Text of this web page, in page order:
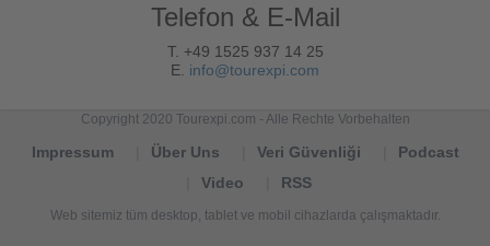
Telefon & E-Mail
T. +49 1525 937 14 25
E. info@tourexpi.com
Copyright 2020 Tourexpi.com - Alle Rechte Vorbehalten
Impressum Über Uns Veri Güvenliği
Podcast
Video
RSS
Web sitemiz tüm desktop, tablet ve mobil cihazlarda çalışmaktadır.